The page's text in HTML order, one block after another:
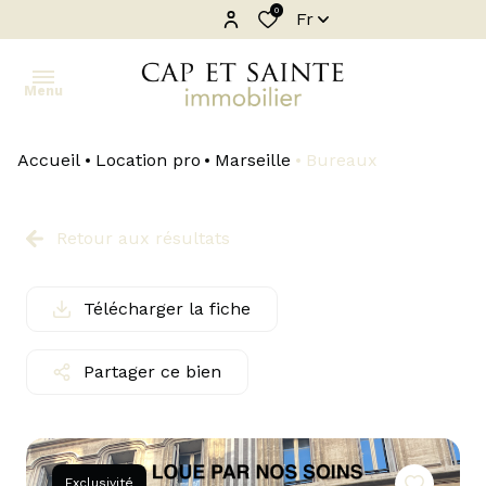
0 Fr
Menu
ventes
estimation
Accueil Location pro Marseille Bureaux
Retour aux résultats
Télécharger la fiche
Partager ce bien
Exclusivité